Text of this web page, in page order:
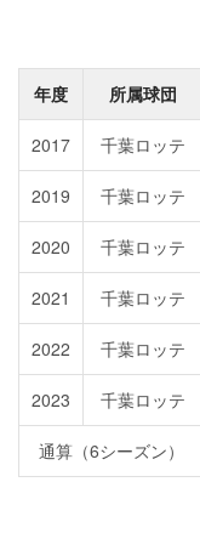
年度 所属球団
2017 千葉ロッテ
2019 千葉ロッテ
2020 千葉ロッテ
2021 千葉ロッテ
2022 千葉ロッテ
2023 千葉ロッテ
通算（6シーズン）